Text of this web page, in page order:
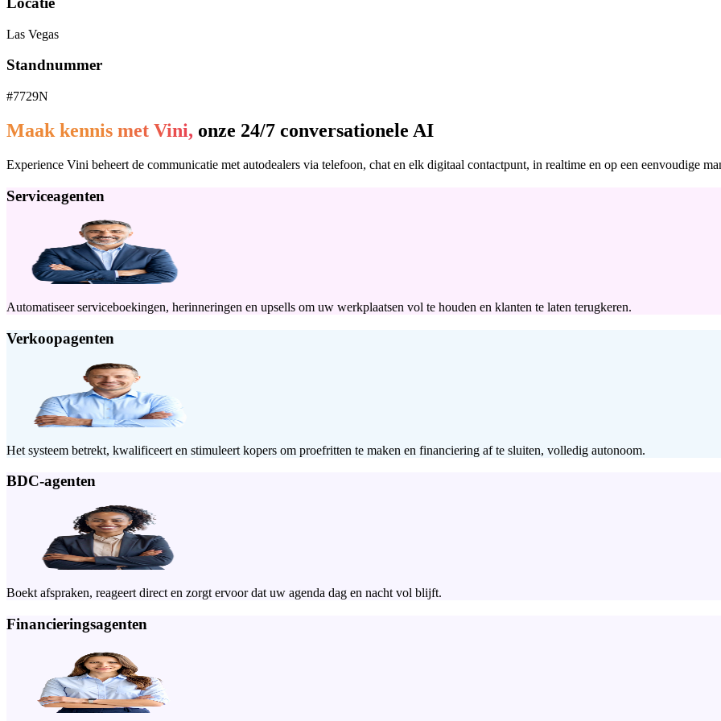
Las Vegas
Standnummer
#7729N
Maak kennis met Vini, onze 24/7 conversationele AI
Experience Vini beheert de communicatie met autodealers via telefoon, chat en elk digitaal contactpunt, in realtime en op een eenvoudige
Serviceagenten
Automatiseer serviceboekingen, herinneringen en upsells om uw werkplaatsen vol te houden en klanten te laten terugkeren.
Verkoopagenten
Het systeem betrekt, kwalificeert en stimuleert kopers om proefritten te maken en financiering af te sluiten, volledig autonoom.
BDC-agenten
Boekt afspraken, reageert direct en zorgt ervoor dat uw agenda dag en nacht vol blijft.
Financieringsagenten